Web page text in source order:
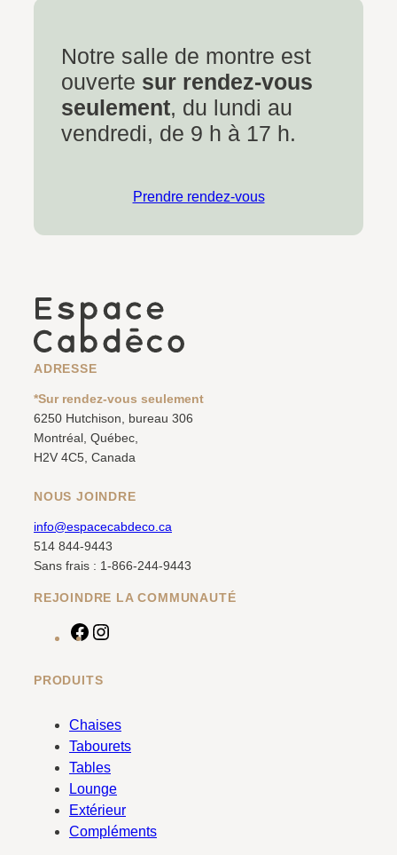
Notre salle de montre est
ouverte sur rendez-vous
seulement, du lundi au
vendredi, de 9 h à 17 h.
Prendre rendez-vous
ADRESSE
*Sur rendez-vous seulement
6250 Hutchison, bureau 306
Montréal, Québec,
H2V 4C5, Canada
NOUS JOINDRE
info@espacecabdeco.ca
514 844-9443
Sans frais : 1-866-244-9443
REJOINDRE LA COMMUNAUTÉ
F
c
b
o
PRODUITS
Chaises
Tabourets
Tables
Lounge
Extérieur
Compléments